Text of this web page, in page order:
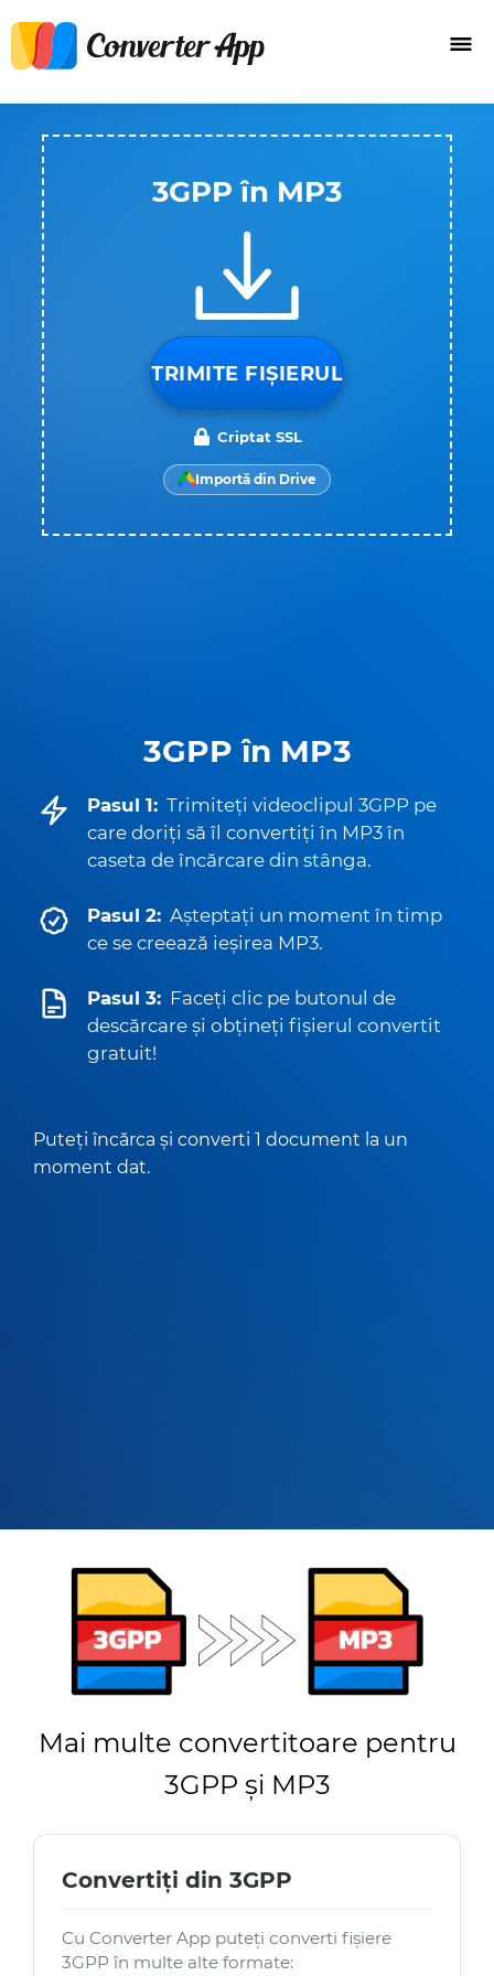
3GPP în MP3
Pasul 1: Trimiteți videoclipul 3GPP pe
care doriți să îl convertiți în MP3 în
caseta de încărcare din stânga.
Pasul 2: Așteptați un moment în timp
ce se creează ieșirea MP3.
Pasul 3: Faceți clic pe butonul de
descărcare și obțineți fișierul convertit
gratuit!
Puteți încărca și converti 1 document la un
moment dat.
3GPP în MP3
TRIMITE FIȘIERUL
Criptat SSL
Importă din Drive
Mai multe convertitoare pentru
3GPP și MP3
Convertiți din 3GPP
Cu Converter App puteți converti fișiere
3GPP în multe alte formate: